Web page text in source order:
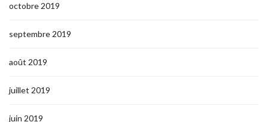
octobre 2019
septembre 2019
août 2019
juillet 2019
juin 2019